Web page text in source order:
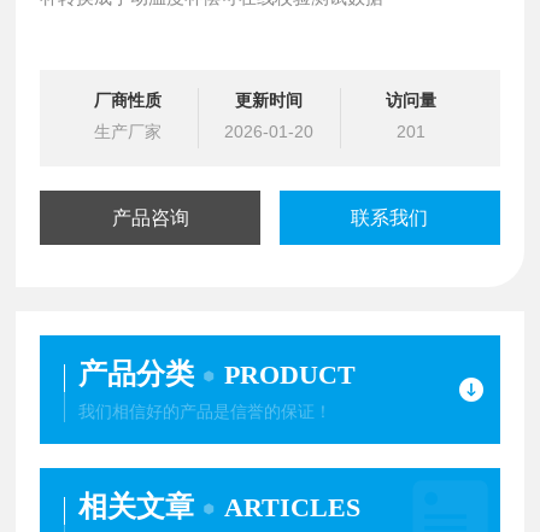
厂商性质
生产厂家
更新时间
2026-01-20
访问量
201
产品咨询 联系我们
产品分类 PRODUCT
我们相信好的产品是信誉的保证！
相关文章 ARTICLES